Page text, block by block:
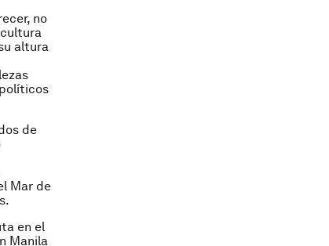
no
altura
de
Mar de
en el
Manila